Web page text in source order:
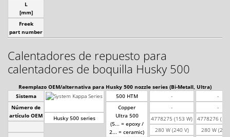
L
[mm]
Freek
part number
Calentadores de repuesto para
calentadores de boquilla Husky 500
Reemplazo OEM/alternativa para Husky 500 nozzle series (Bi-Metall, Ultra)
Sistema
Número de
artículo OEM
Husky 500 series
500 HTM
Copper
Ultra 500
(5... = epoxy /
2... = ceramic)
-
-
4778275 (153 W)
280 W (240 V)
-
-
4778276
280 W (240